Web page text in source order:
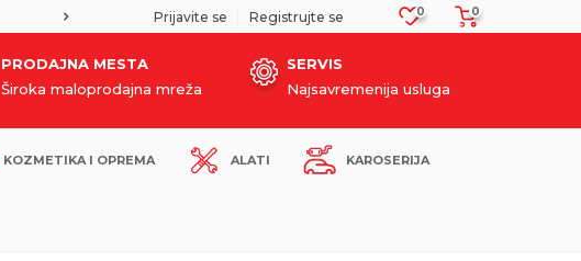
SIGURNO PLAĆANJE PLATNIM KARTICAMA! 0
0
Prijavite se Registrujte se
PRODAJNA MESTA
Široka maloprodajna mreža
SERVIS
Najsavremenija usluga
KOZMETIKA I OPREMA ALATI KAROSERIJA